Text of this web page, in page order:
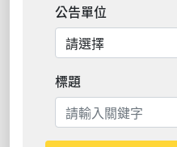
公告單位
標題
搜尋